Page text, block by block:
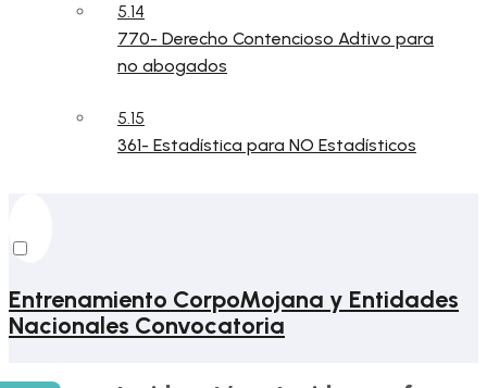
5.14
770- Derecho Contencioso Adtivo para
no abogados
5.15
361- Estadística para NO Estadísticos
Entrenamiento CorpoMojana y Entidades
Nacionales Convocatoria